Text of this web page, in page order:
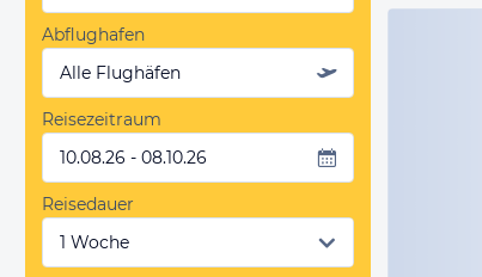
Abflughafen
Alle Flughäfen
Reisezeitraum
10.08.26 - 08.10.26
Reisedauer